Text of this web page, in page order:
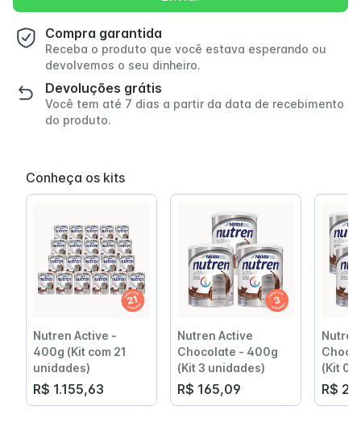
Compra garantida
Receba o produto que você estava esperando ou
devolvemos o seu dinheiro.
Devoluções grátis
Você tem até 7 dias a partir da data de recebimento
do produto.
Conheça os kits
Nutren Active -
400g (Kit com 21
unidades)
R$ 1.155,63
Nutren Active
Chocolate - 400g
(Kit 3 unidades)
R$ 165,09
(Kit
R$